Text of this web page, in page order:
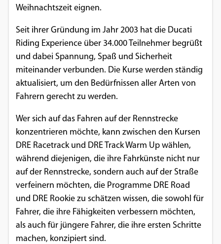
Weihnachtszeit eignen.
Seit ihrer Gründung im Jahr 2003 hat die Ducati
Riding Experience über 34.000 Teilnehmer begrüßt
und dabei Spannung, Spaß und Sicherheit
miteinander verbunden. Die Kurse werden ständig
aktualisiert, um den Bedürfnissen aller Arten von
Fahrern gerecht zu werden.
Wer sich auf das Fahren auf der Rennstrecke
konzentrieren möchte, kann zwischen den Kursen
DRE Racetrack und DRE Track Warm Up wählen,
während diejenigen, die ihre Fahrkünste nicht nur
auf der Rennstrecke, sondern auch auf der Straße
verfeinern möchten, die Programme DRE Road
und DRE Rookie zu schätzen wissen, die sowohl für
Fahrer, die ihre Fähigkeiten verbessern möchten,
als auch für jüngere Fahrer, die ihre ersten Schritte
machen, konzipiert sind.
EXTERNE MEDIEN
Um Inhalte von Videoplattformen und
Social Media Plattformen anzeigen zu
können, werden von diesen externen
Medien Cookies gesetzt.
Vimeo
Google Maps
Anbieter:
Google